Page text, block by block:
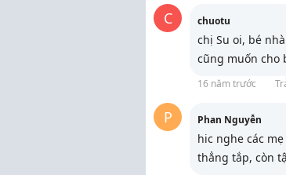
C chuotu
chị Su oi, bé
cũng muốn cho
16 năm trước
P Phan Nguyễn
hic nghe các
thẳng tắp, còn